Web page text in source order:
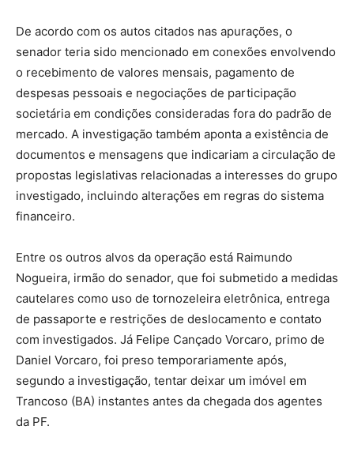
De acordo com os autos citados nas apurações, o
senador teria sido mencionado em conexões envolvendo
o recebimento de valores mensais, pagamento de
despesas pessoais e negociações de participação
societária em condições consideradas fora do padrão de
mercado. A investigação também aponta a existência de
documentos e mensagens que indicariam a circulação de
propostas legislativas relacionadas a interesses do grupo
investigado, incluindo alterações em regras do sistema
financeiro.
Entre os outros alvos da operação está Raimundo
Nogueira, irmão do senador, que foi submetido a medidas
cautelares como uso de tornozeleira eletrônica, entrega
de passaporte e restrições de deslocamento e contato
com investigados. Já Felipe Cançado Vorcaro, primo de
Daniel Vorcaro, foi preso temporariamente após,
segundo a investigação, tentar deixar um imóvel em
Trancoso (BA) instantes antes da chegada dos agentes
da PF.